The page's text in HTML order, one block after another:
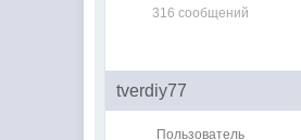
316 сообщений
tverdiy77
Пользователь